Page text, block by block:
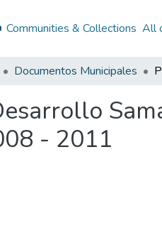
Communities & Collections All
Documentos Municipales
- 2011